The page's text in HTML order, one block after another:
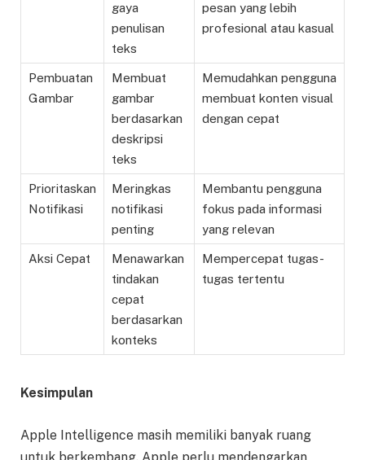
gaya
penulisan
teks
pesan yang lebih
profesional atau kasual
Pembuatan
Gambar
Membuat
gambar
berdasarkan
deskripsi
teks
Memudahkan pengguna
membuat konten visual
dengan cepat
Prioritaskan
Notifikasi
Meringkas
notifikasi
penting
Membantu pengguna
fokus pada informasi
yang relevan
Aksi Cepat
Menawarkan
tindakan
cepat
berdasarkan
konteks
Mempercepat tugas-
tugas tertentu
Kesimpulan
Apple Intelligence masih memiliki banyak ruang